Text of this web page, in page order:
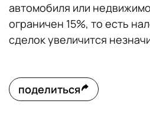
автомобиля или
ограничен 15%, то есть
сделок увеличится
поделиться